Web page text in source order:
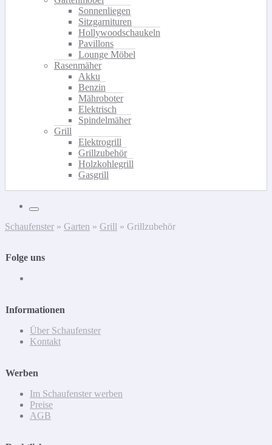
Sonnenliegen
Sitzgarnituren
Hollywoodschaukeln
Pavillons
Lounge Möbel
Rasenmäher
Akku
Benzin
Mähroboter
Elektrisch
Spindelmäher
Grill
Elektrogrill
Grillzubehör
Holzkohlegrill
Gasgrill
Schaufenster » Garten » Grill » Grillzubehör
Folge uns
Informationen
Über Schaufenster
Kontakt
Werben
Im Schaufenster werben
Preise
AGB